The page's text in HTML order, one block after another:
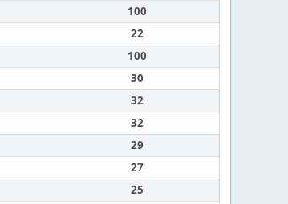
100
22
100
30
32
32
29
27
25